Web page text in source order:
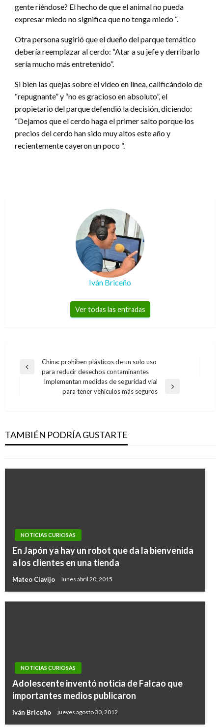
gente riéndose? El hecho de que el animal no pueda
expresar miedo no significa que no tenga miedo “.
Otra persona sugirió que el dueño del parque temático
debería reemplazar al cerdo: “Atar a su jefe y derribarlo
sería mucho más entretenido”.
Si bien las quejas sobre el video en línea, calificándolo de
“repugnante” y “no es gracioso en absoluto”, el
propietario del parque defendió la decisión, diciendo:
“Dejamos que el cerdo haga el primer salto porque los
precios del cerdo han sido muy altos este año y
recientemente cayeron un poco “.
Iván Briceño
Ver todas las entradas
Navegación
Entrada
China: prohiben plásticos de un solo uso
para reducir desechos contaminantes
Implementan medidas de seguridad vial
para tener vehículos más seguros
TAMBIÉN PODRÍA GUSTARTE
cambio climático
Iván Briceño miércoles enero 1, 2020
NOTICIAS CURIOSAS
En Japón ya hay un robot que da la bienvenida
a los clientes en una tienda
Mateo Clavijo lunes abril 20, 2015
NOTICIAS CURIOSAS
Adolescente inventó noticia de Falcao que
importantes medios publicaron
Iván Briceño jueves agosto 30, 2012